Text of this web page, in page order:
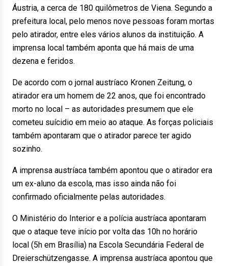
Áustria, a cerca de 180 quilômetros de Viena. Segundo a
prefeitura local, pelo menos nove pessoas foram mortas
pelo atirador, entre eles vários alunos da instituição. A
imprensa local também aponta que há mais de uma
dezena e feridos.
De acordo com o jornal austríaco Kronen Zeitung, o
atirador era um homem de 22 anos, que foi encontrado
morto no local – as autoridades presumem que ele
cometeu suícidio em meio ao ataque. As forças policiais
também apontaram que o atirador parece ter agido
sozinho.
A imprensa austríaca também apontou que o atirador era
um ex-aluno da escola, mas isso ainda não foi
confirmado oficialmente pelas autoridades.
O Ministério do Interior e a polícia austríaca apontaram
que o ataque teve início por volta das 10h no horário
local (5h em Brasília) na Escola Secundária Federal de
Dreierschützengasse. A imprensa austríaca apontou que